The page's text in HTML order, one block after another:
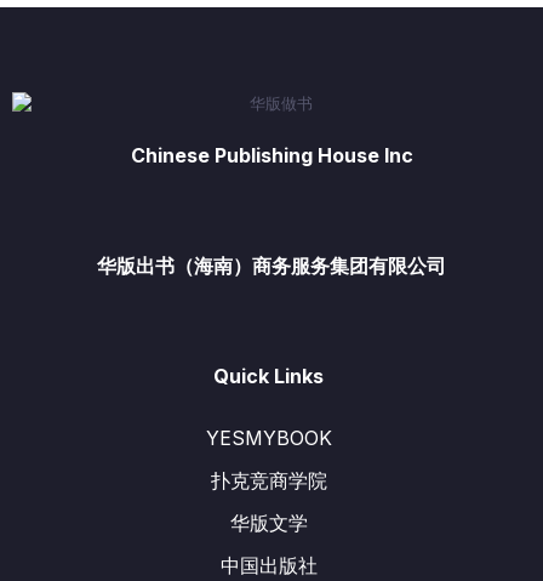
Chinese Publishing House Inc
华版出书（海南）商务服务集团有限公司
Quick Links
YESMYBOOK
扑克竞商学院
华版文学
中国出版社